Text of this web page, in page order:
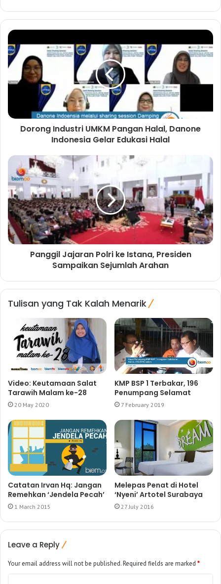
b
s
i
t
e
Dorong Industri UMKM Pangan Halal, Danone
Indonesia Gelar Edukasi Halal
Panggil Jajaran Polri ke Istana, Presiden
Sampaikan Sejumlah Arahan
Tulisan yang Tak Kalah Menarik
Video: Keutamaan Salat
Tarawih Malam ke-28
20 May 2020
KMP BSP 1 Terbakar, 196
Penumpang Selamat
7 February 2019
Catatan Irvan Hq: Jangan
Remehkan ‘Jendela Pecah’
1 March 2015
Melepas Penat di Hotel
‘Nyeni’ Artotel Surabaya
27 July 2016
Leave a Reply
Your email address will not be published.Required fields are marked *